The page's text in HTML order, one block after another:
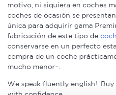
motivo, ni siquiera en coches
coches de ocasión se
única para adquirir gama
fabricación de este tipo de
conservarse en un perfecto
compra de un coche
mucho menor–.
We speak fluently english!. Buy